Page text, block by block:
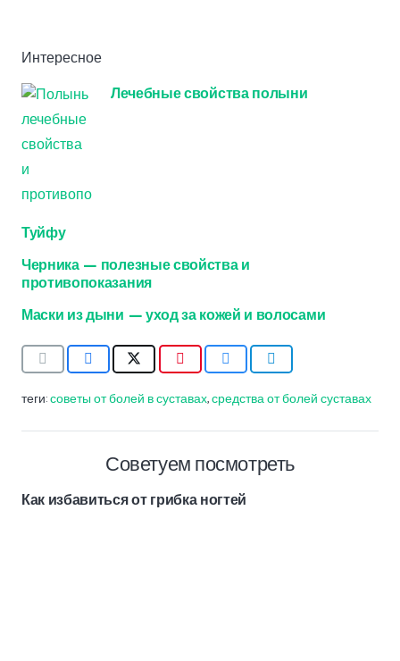
Интересное
Лечебные свойства полыни
Туйфу
Черника — полезные свойства и
противопоказания
Маски из дыни — уход за кожей и волосами
теги:советы от болей в суставах,средства от болей суставах
Советуем посмотреть
Как избавиться от грибка ногтей